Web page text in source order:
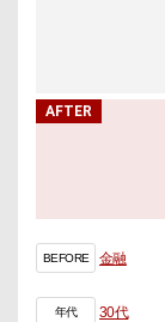
AFTER
BEFORE 金融
年代 30代